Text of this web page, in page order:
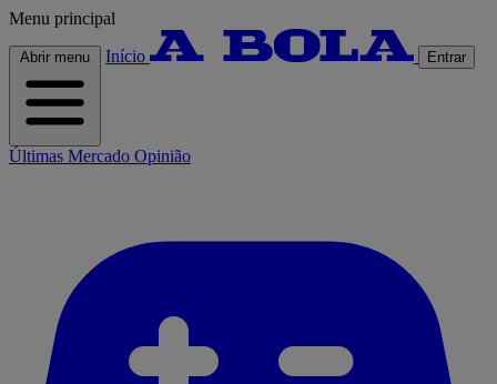
Menu principal
Abrir menu Início Entrar
Últimas Mercado Opinião